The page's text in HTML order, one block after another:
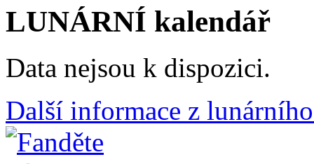
LUNÁRNÍ kalendář
Data nejsou k dispozici.
Další informace z